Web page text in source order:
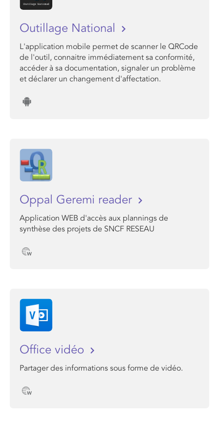
Outillage National
L'application mobile permet de scanner le QRCode
de l'outil, connaitre immédiatement sa conformité,
accéder à sa documentation, signaler un problème
et déclarer un changement d'affectation.
Oppal Geremi reader
Application WEB d'accès aux plannings de
synthèse des projets de SNCF RESEAU
Office vidéo
Partager des informations sous forme de vidéo.